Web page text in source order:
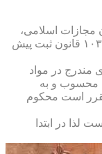
مجازات اسلامی،
مقررات خاصی نیز در مواد ۱۰۰ و۱۰۱ و۱۰۲و ۱۰۳ قانون ثبت پیش
مندرج در مواد
محسوب و به
است محکوم
لذا در ابتدا